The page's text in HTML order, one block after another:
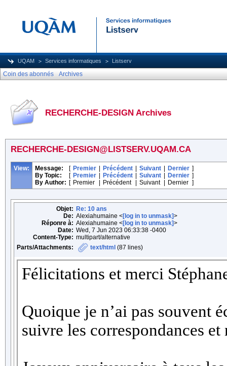
UQAM Services informatiques Listserv
Coin des abonnés Archives
RECHERCHE-DESIGN Archives
RECHERCHE-DESIGN@LISTSERV.UQAM.CA
View: Message: [ Premier Précédent Suivant Dernier ]
By Topic:
[ Premier Précédent Suivant Dernier ]
By Author: [ Premier Précédent Suivant Dernier ]
Objet: Re: 10 ans
De: Alexiahumaine <[log in to unmask]>
Réponre à: Alexiahumaine <[log in to unmask]>
Date: Wed, 7 Jun 2023 06:33:38 -0400
Content-Type: multipart/alternative
Parts/Attachments:
text/html (87 lines)